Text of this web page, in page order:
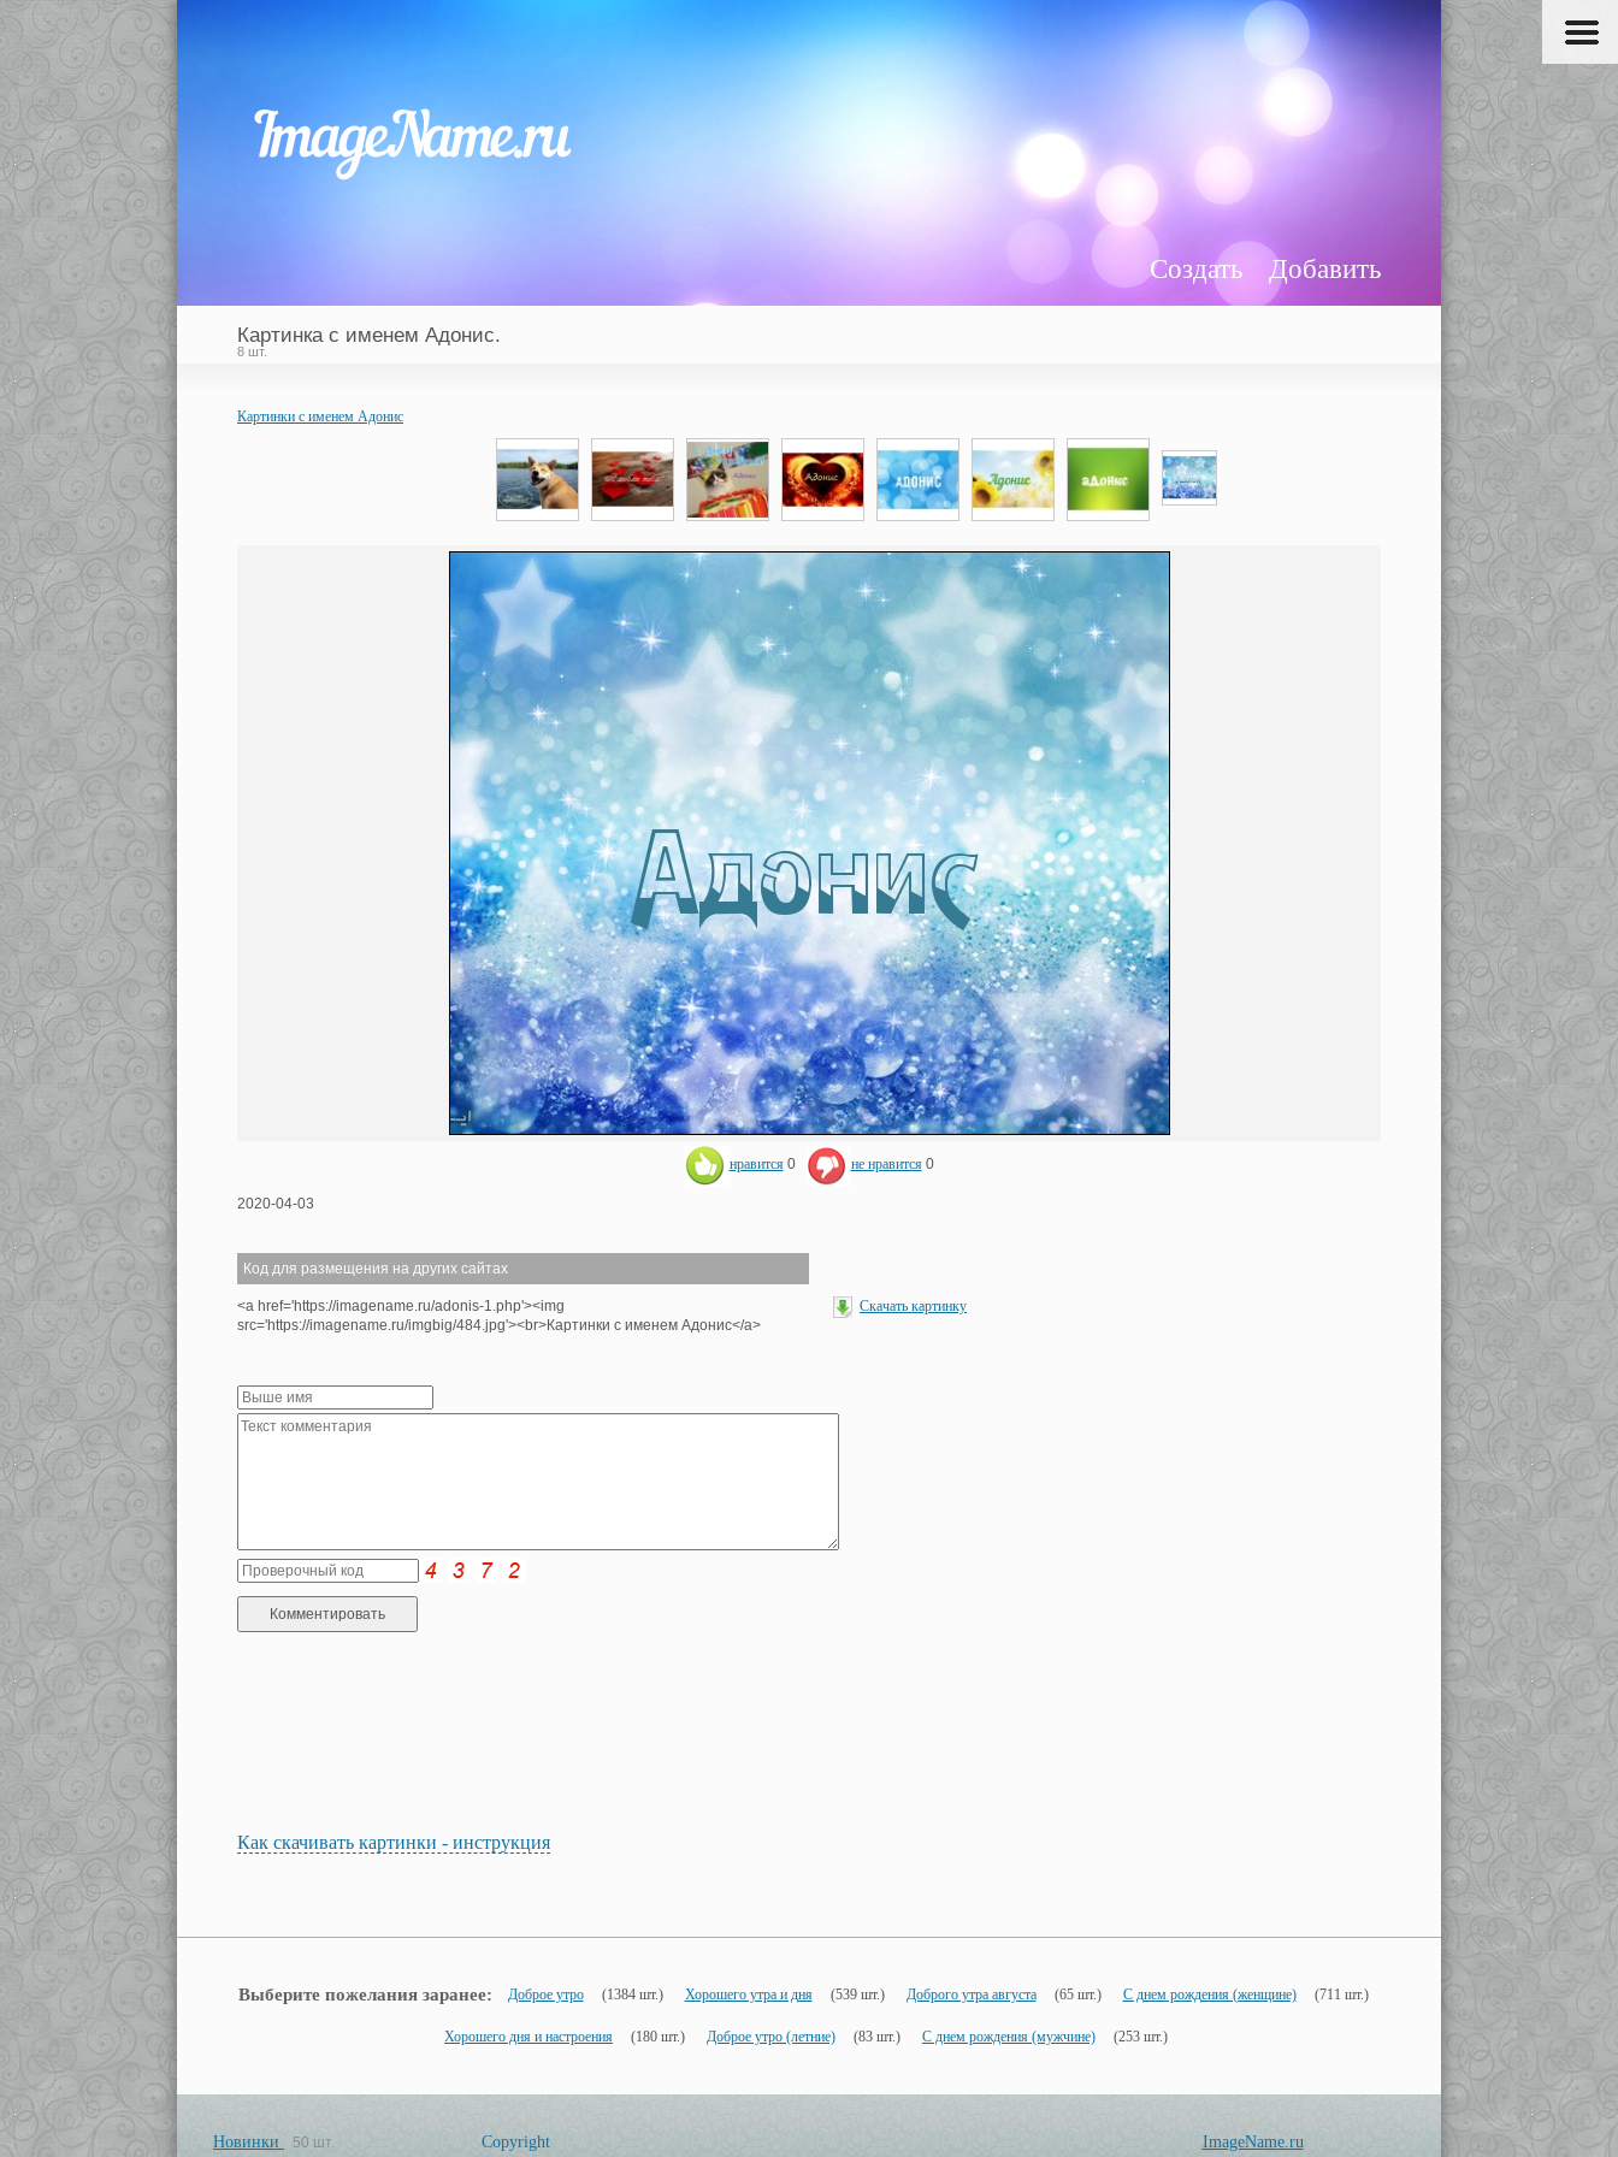
Добавить
Создать
Картинка с именем Адонис.
8 шт.
Картинки с именем Адонис
нравится 0 не нравится 0
2020-04-03
Код для размещения на других сайтах
<a href='https://imagename.ru/adonis-1.php'><img
src='https://imagename.ru/imgbig/484.jpg'><br>Картинки с именем Адонис</a>
Скачать картинку
Как скачивать картинки - инструкция
Выберите пожелания заранее: Доброе утро (1384 шт.) Хорошего утра и дня (539 шт.) Доброго утра августа (65 шт.) С днем рождения (женщине) (711 шт.)
Хорошего дня и настроения (180 шт.) Доброе утро (летние) (83 шт.) С днем рождения (мужчине) (253 шт.)
Новинки 50 шт. Copyright ImageName.ru